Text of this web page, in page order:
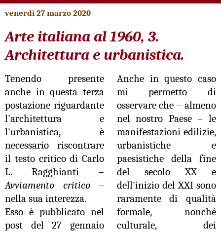
venerdì 27 marzo 2020
Arte italiana al 1960, 3.
Architettura e urbanistica.
Tenendo presente
anche in questa terza
postazione riguardante
l'architettura e
l'urbanistica, è
necessario riscontrare
il testo critico di Carlo
L. Ragghianti –
Avviamento critico–
nella sua interezza.
Esso è pubblicato nel
post del 27 gennaio
Anche in questo caso
mi permetto di
osservare che – almeno
nel nostro Paese – le
manifestazioni edilizie,
urbanistiche e
paesistiche della fine
del secolo XX e
dell'inizio del XXI sono
raramente di qualità
formale, nonché
culturale, dei